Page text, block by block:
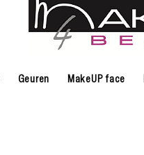
Geuren MakeUP face